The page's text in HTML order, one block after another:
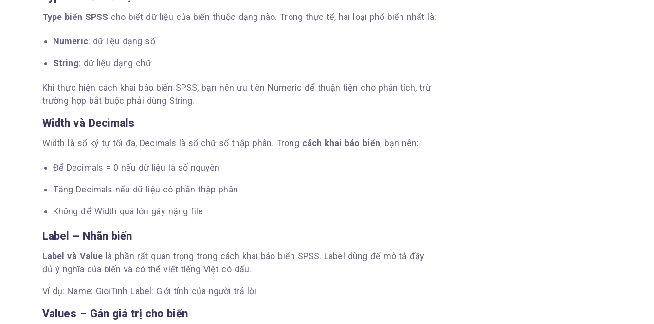
Type biến SPSS cho biết dữ liệu của biến thuộc dạng nào. Trong thực tế, hai loại phổ biến nhất là:
Numeric: dữ liệu dạng số
String: dữ liệu dạng chữ
Khi thực hiện cách khai báo biến SPSS, bạn nên ưu tiên Numeric để thuận tiện cho phân tích, trừ
trường hợp bắt buộc phải dùng String.
Width và Decimals
Width là số ký tự tối đa, Decimals là số chữ số thập phân. Trong cách khai báo biến, bạn nên:
Để Decimals = 0 nếu dữ liệu là số nguyên
Tăng Decimals nếu dữ liệu có phần thập phân
Không để Width quá lớn gây nặng file
Label – Nhãn biến
Label và Value là phần rất quan trọng trong cách khai báo biến SPSS. Label dùng để mô tả đầy
đủ ý nghĩa của biến và có thể viết tiếng Việt có dấu.
Ví dụ: Name: GioiTinh Label: Giới tính của người trả lời
Values – Gán giá trị cho biến